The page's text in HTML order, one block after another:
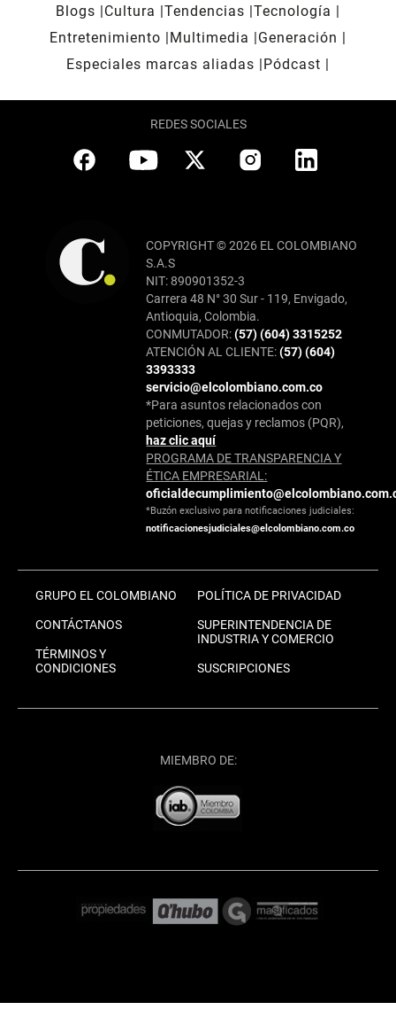
Blogs
Cultura Tendencias Tecnología
Entretenimiento
Multimedia
Generación
Especiales marcas aliadas
Pódcast
REDES SOCIALES
COPYRIGHT © 2026 EL COLOMBIANO
S.A.S
NIT: 890901352-3
Carrera 48 N° 30 Sur - 119, Envigado,
Antioquia, Colombia.
CONMUTADOR:(57) (604) 3315252
ATENCIÓN AL CLIENTE:(57) (604)
3393333
servicio@elcolombiano.com.co
*Para asuntos relacionados con
peticiones, quejas y reclamos (PQR),
haz clic aquí
PROGRAMA DE TRANSPARENCIA Y
ÉTICA EMPRESARIAL:
*Buzón exclusivo para notificaciones judiciales:
notificacionesjudiciales@elcolombiano.com.co
GRUPO EL COLOMBIANO
CONTÁCTANOS
TÉRMINOS Y
CONDICIONES
POLÍTICA DE PRIVACIDAD
SUPERINTENDENCIA DE
INDUSTRIA Y COMERCIO
SUSCRIPCIONES
MIEMBRO DE: